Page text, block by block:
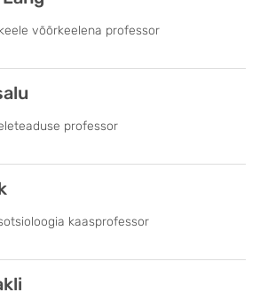
võõrkeelena professor
professor
kaasprofessor